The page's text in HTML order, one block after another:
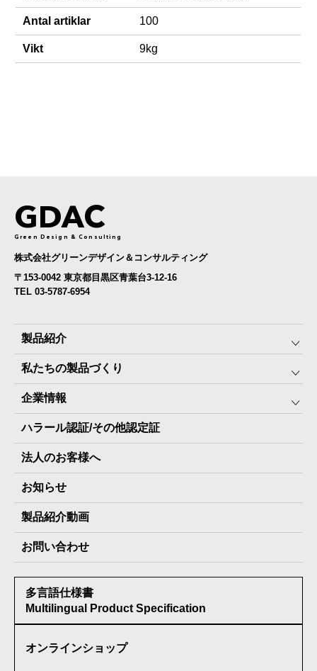
Antal artiklar 100
Vikt 9kg
GDAC
Green Design & Consulting
株式会社グリーンデザイン＆コンサルティング
〒153-0042 東京都目黒区青葉台3-12-16
TEL 03-5787-6954
製品紹介
みんなの保存⾷
The Next Dekade10年保存
The Next Dekade7年保存
JARAペットフード7年保存
その他製品
私たちの製品づくり
SDGSへの取り組み
JARA(ペット⽤防災備蓄⾷)について
地産地消パッケージについて
企業情報
社⻑ご挨拶
スタッフ紹介
会社概要
製品納入実績
情報セキュリティ基本方針
受賞歴
ハラール認証/その他認定証
法人のお客様へ
お知らせ
製品紹介動画
お問い合わせ
多言語仕様書
Multilingual Product Specification
オンラインショップ